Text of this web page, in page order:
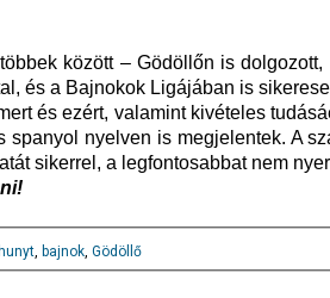
között – Gödöllőn is
és a Bajnokok Ligájában is
és ezért, valamint kivételes
spanyol nyelven is megjelentek. A
sikerrel, a legfontosabbat nem
, bajnok, Gödöllő